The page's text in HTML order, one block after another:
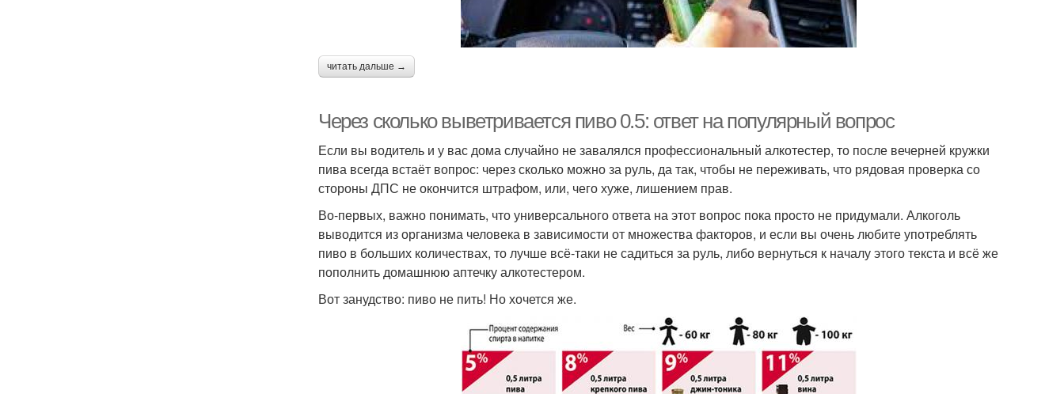
читать дальше →
Через сколько выветривается пиво 0.5: ответ на популярный вопрос
Если вы водитель и у вас дома случайно не завалялся профессиональный алкотестер, то после вечерней кружки
пива всегда встаёт вопрос: через сколько можно за руль, да так, чтобы не переживать, что рядовая проверка со
стороны ДПС не окончится штрафом, или, чего хуже, лишением прав.
Во-первых, важно понимать, что универсального ответа на этот вопрос пока просто не придумали. Алкоголь
выводится из организма человека в зависимости от множества факторов, и если вы очень любите употреблять
пиво в больших количествах, то лучше всё-таки не садиться за руль, либо вернуться к началу этого текста и всё же
пополнить домашнюю аптечку алкотестером.
Вот занудство: пиво не пить! Но хочется же.